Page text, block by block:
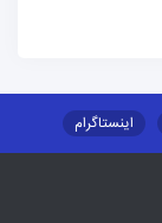
اینستاگرام